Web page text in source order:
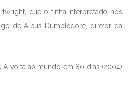
que o tinha interpretado nos
de Albus Dumbledore, diretor da
volta ao mundo em 80 dias (2004)